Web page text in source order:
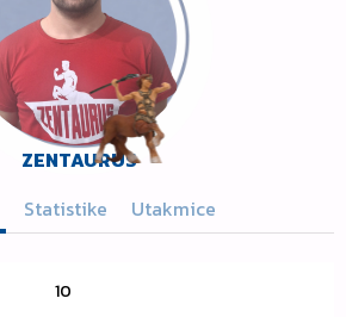
ZENTAURUS
Statistike Utakmice
10